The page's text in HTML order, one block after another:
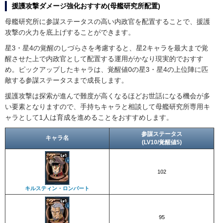
援護攻撃ダメージ強化おすすめ(母艦研究所配置)
母艦研究所に参謀ステータスの高い内政官を配置することで、援護
攻撃の火力を底上げすることができます。
星3・星4の覚醒のしづらさを考慮すると、星2キャラを最大まで覚
醒させた上で内政官として配置する運用がかなり現実的でおすす
め。ピックアップしたキャラは、覚醒値0の星3・星4の上位陣に匹
敵する参謀ステータスまで成長します。
援護攻撃は探索が進んで難度が高くなるほどお世話になる機会が多
い要素となりますので、手持ちキャラと相談して母艦研究所専用キ
ャラとして1人は育成を進めることをおすすめします。
キャラ名
参謀ステータス
(LV10/覚醒値5)
キルスティン・ロンバート
102
95